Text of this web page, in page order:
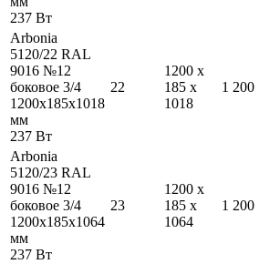
237 Вт
Arbonia
5120/22 RAL
9016 №12
боковое 3/4
1200x185x1018
мм
237 Вт
22
1200 x
185 x
1018
1 200
Arbonia
5120/23 RAL
9016 №12
боковое 3/4
1200x185x1064
мм
237 Вт
23
1200 x
185 x
1064
1 200